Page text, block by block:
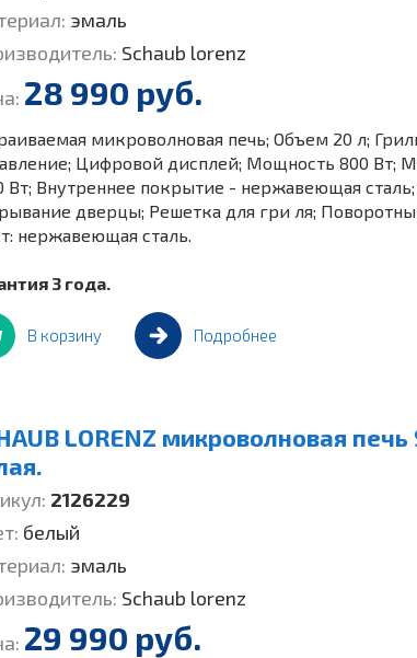
эмаль
Schaub lorenz
28 990 руб.
микроволновая печь; Объем 20 л;
Цифровой дисплей; Мощность 800 Вт;
Вт; Внутреннее покрытие - нержавеющая
дверцы; Решетка для гри ля;
нержавеющая сталь.
3 года.
В корзину Подробнее
LORENZ микроволновая печь
2126229
белый
эмаль
Schaub lorenz
29 990 руб.